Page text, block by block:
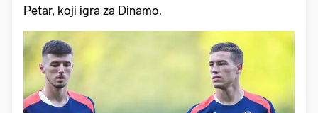
Petar, koji igra za Dinamo.